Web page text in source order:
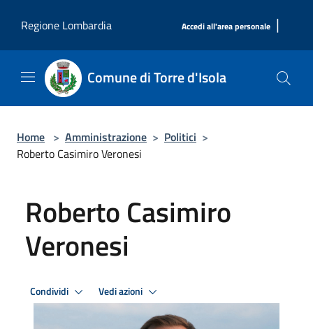
Regione Lombardia
Accedi all'area personale |
Comune di Torre d'Isola
Home > Amministrazione > Politici >
Roberto Casimiro Veronesi
Roberto Casimiro
Veronesi
Condividi Vedi azioni